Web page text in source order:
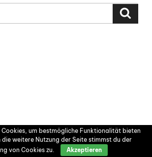
Cookies, um bestmögliche Funktionalität bieten
die weitere Nutzung der Seite stimmst du der
von Cookies zu.
Akzeptieren